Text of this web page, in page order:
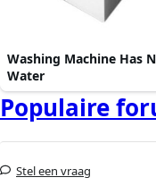
Washing Machine Has
Water
Populaire
Stel een vraag